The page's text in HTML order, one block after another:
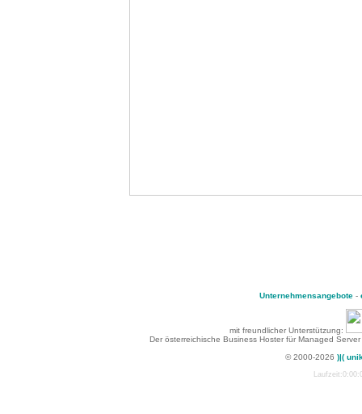
Unternehmensangebote-
mit freundlicher Unterstützung:
Der österreichische Business Hoster für Managed
© 2000-2026 )|(